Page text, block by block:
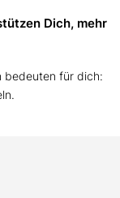
Dich, mehr
bedeuten für dich: